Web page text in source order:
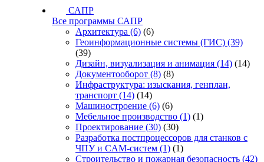
САПР
Все программы САПР
Архитектура (6) (6)
Геоинформационные системы (ГИС) (39)
(39)
Дизайн, визуализация и анимация (14) (14)
Документооборот (8) (8)
Инфраструктура: изыскания, генплан,
транспорт (14) (14)
Машиностроение (6) (6)
Мебельное производство (1) (1)
Проектирование (30) (30)
Разработка постпроцессоров для станков с
ЧПУ и CAM-систем (1) (1)
Строительство и пожарная безопасность (42)